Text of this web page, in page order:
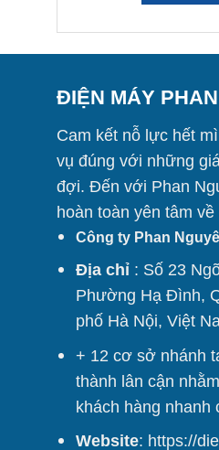
ĐIỆN MÁY
Cam kết nỗ lực hết
vụ đúng với những
đợi. Đến với Phan
hoàn toàn yên tâm
Công ty Phan
Địa chỉ : Số 23
Phường Hạ Đình,
phố Hà Nội, Việt
+ 12 cơ sở nhánh
thành lân cận
khách hàng nhanh
Website: https://